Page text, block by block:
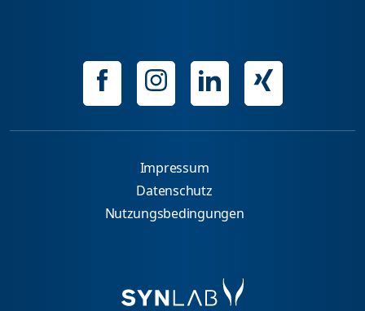
Impressum
Datenschutz
Nutzungsbedingungen